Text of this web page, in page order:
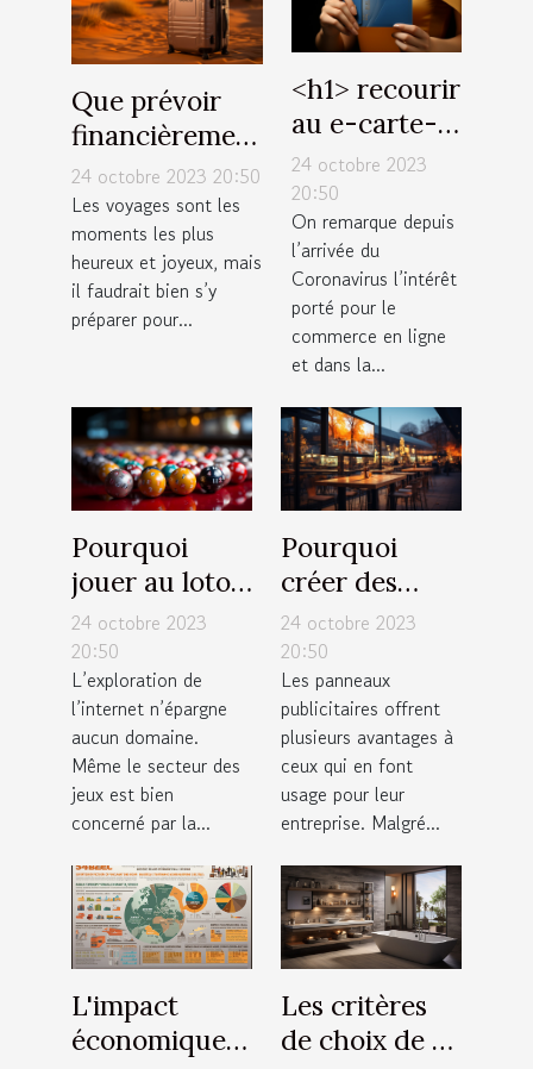
Que prévoir
financièrement
pour un
voyage à
Dubaï ?
24 octobre 2023 20:50
Les voyages sont les
moments les plus
heureux et joyeux, mais
il faudrait bien s’y
préparer pour...
˂h1˃ recourir
au e-carte-
bleue : quels
avantages
˂/h1˃
24 octobre 2023
20:50
On remarque depuis
l’arrivée du
Coronavirus l’intérêt
porté pour le
commerce en ligne
et dans la...
Pourquoi
jouer au loto
en ligne en
France ?
24 octobre 2023
20:50
L’exploration de
l’internet n’épargne
aucun domaine.
Même le secteur des
jeux est bien
concerné par la...
Pourquoi
créer des
panneaux
publicitaires
pour votre
entreprise ?
24 octobre 2023
20:50
Les panneaux
publicitaires offrent
plusieurs avantages à
ceux qui en font
usage pour leur
entreprise. Malgré...
L'impact
économique
Les critères
de choix de sa